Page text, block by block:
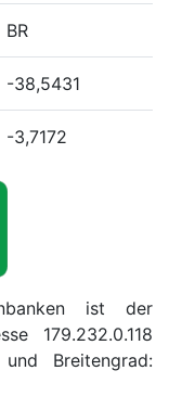
BR
-38,5431
-3,7172
ist der
179.232.0.118
Breitengrad: